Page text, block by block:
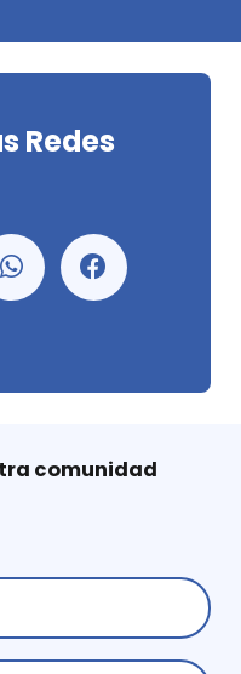
Redes
comunidad